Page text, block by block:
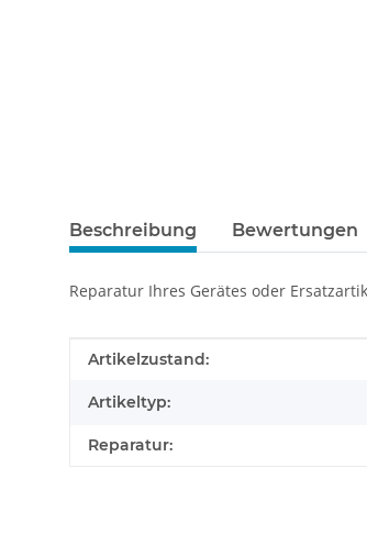
Beschreibung Bewertungen
Reparatur Ihres Gerätes oder
Produkteigenschaft
Wert
Artikelzustand:
Artikeltyp:
Reparatur: